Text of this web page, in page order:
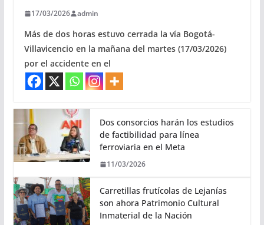
17/03/2026 admin
Más de dos horas estuvo cerrada la vía Bogotá-
Villavicencio en la mañana del martes (17/03/2026)
por el accidente en el
Dos consorcios harán los estudios
de factibilidad para línea
ferroviaria en el Meta
11/03/2026
Carretillas frutícolas de Lejanías
son ahora Patrimonio Cultural
Inmaterial de la Nación